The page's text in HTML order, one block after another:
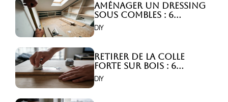
Aménager un dressing
sous combles : 6
astuces indispensables
!
DIY
Retirer de la colle
forte sur bois : 6
astuces efficaces !
DIY